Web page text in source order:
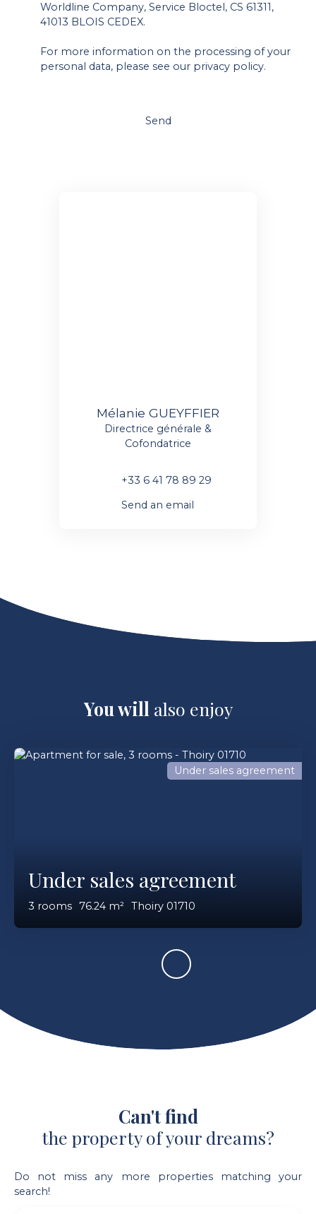
Worldline Company, Service Bloctel, CS 61311,
41013 BLOIS CEDEX.
For more information on the processing of your
personal data, please see our privacy policy.
Send
Mélanie GUEYFFIER
Directrice générale &
Cofondatrice
+33 6 41 78 89 29
Send an email
You will also enjoy
Under sales agreement
3 rooms 76.24 m² Thoiry 01710
Under sales agreement
Can't find
the property of your dreams?
Do not miss any more properties matching your
search!